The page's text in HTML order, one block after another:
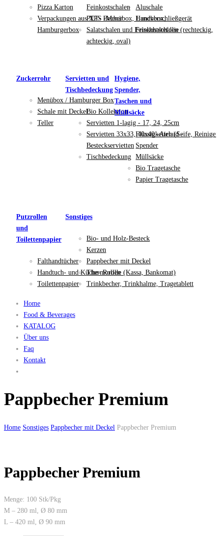
Pizza Karton
Verpackungen aus XPS -Menübox, Lunchbox,
Hamburgerbox
Feinkostschalen
PET- Becher
Salatschalen und Feinkostschalen (rechteckig,
achteckig, oval)
Aluschale
Handverschließgerät
Frischhaltefolie
Zuckerrohr
Menübox / Hamburger Box
Schale mit Deckel
Teller
Servietten und
Tischbedeckung
Bio Kollektion
Servietten 1-lagig - 17, 24, 25cm
Servietten 33x33, 40x40 -Airlaid -
Besteckservietten
Tischbedeckung
Hygiene,
Spender,
Taschen und
Müllsäcke
Flüssigkeiten (Seife,
Spender
Müllsäcke
Bio Tragetasche
Papier Tragetasche
Putzrollen
und
Toilettenpapier
Falthandtücher
Handtuch- und Küche- Rollen
Toilettenpapier
Sonstiges
Bio- und Holz-Besteck
Kerzen
Pappbecher mit Deckel
Thermorolle (Kassa, Bankomat)
Trinkbecher, Trinkhalme, Tragetablett
Home
Food & Beverages
KATALOG
Über uns
Faq
Kontakt
Pappbecher Premium
Home Sonstiges Pappbecher mit Deckel Pappbecher Premium
Pappbecher Premium
Menge: 100 Stk/Pkg
M – 280 ml, Ø 80 mm
L – 420 ml, Ø 90 mm